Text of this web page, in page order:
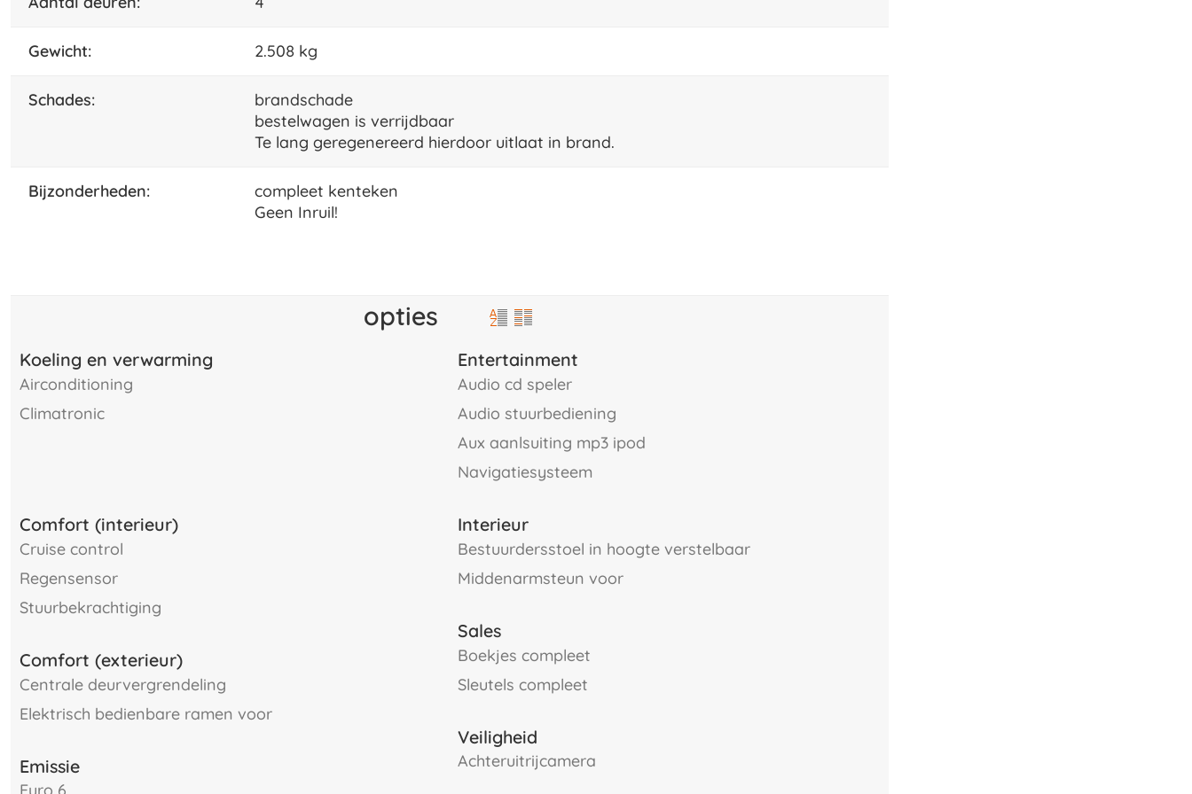
gewicht: 2.508 kg
schades:
brandschade
bestelwagen is verrijdbaar
Te lang geregenereerd hierdoor uitlaat in brand.
bijzonderheden:
compleet kenteken
Geen Inruil!
opties
Koeling en verwarming
airconditioning
climatronic
Entertainment
audio cd speler
audio stuurbediening
aux aanlsuiting mp3 ipod
navigatiesysteem
Comfort (interieur)
cruise control
regensensor
stuurbekrachtiging
Comfort (exterieur)
centrale deurvergrendeling
elektrisch bedienbare ramen voor
Emissie
Interieur
bestuurdersstoel in hoogte verstelbaar
middenarmsteun voor
Sales
boekjes compleet
sleutels compleet
Veiligheid
Achteruitrijcamera